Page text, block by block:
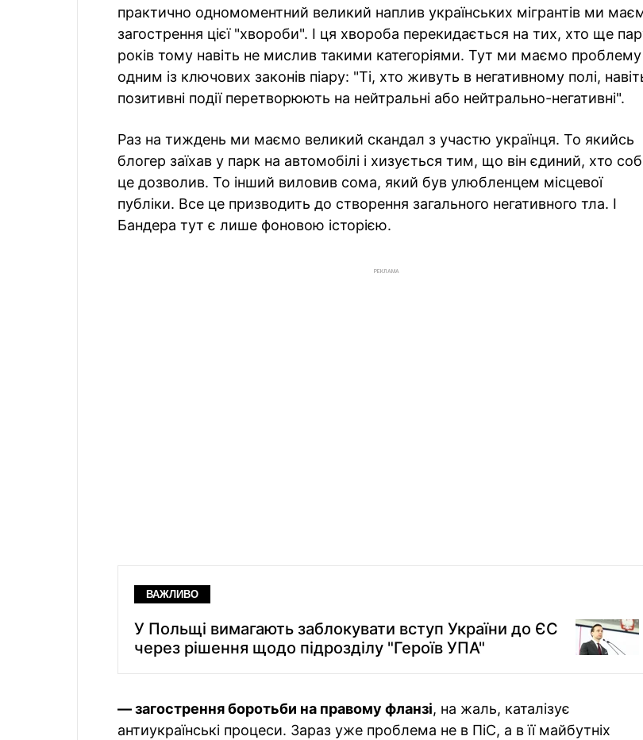
практично одномоментний великий наплив українських мігрантів ми
загострення цієї "хвороби". І ця хвороба перекидається на тих, хто ще
років тому навіть не мислив такими категоріями. Тут ми маємо проблему
одним із ключових законів піару: "Ті, хто живуть в негативному полі,
позитивні події перетворюють на нейтральні або нейтрально-негативні".
Раз на тиждень ми маємо великий скандал з участю українця. То якийсь
блогер заїхав у парк на автомобілі і хизується тим, що він єдиний, хто
це дозволив. То інший виловив сома, який був улюбленцем місцевої
публіки. Все це призводить до створення загального негативного тла. І
Бандера тут є лише фоновою історією.
РЕКЛАМА
ВАЖЛИВО
У Польщі вимагають заблокувати вступ України до ЄС
через рішення щодо підрозділу "Героїв УПА"
— загострення боротьби на правому фланзі, на жаль, каталізує
антиукраїнські процеси. Зараз уже проблема не в ПіС, а в її майбутніх